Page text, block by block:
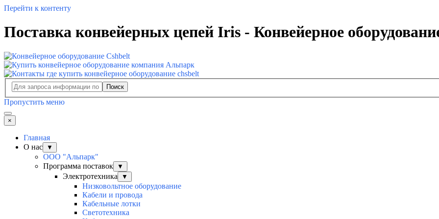
Перейти к контенту
Поставка конвейерных цепей Iris - Конвейерное
Поиск
Пропустить меню
×
Главная
О нас
▼
ООО "Альпарк"
Программа поставок
▼
Электротехника ▼
Низковольтное оборудование
Кабели и провода
Кабельные лотки
Светотехника